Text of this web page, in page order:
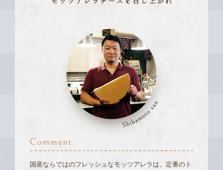
国産ならではのフレッシュなモッツアレラは、定番のト